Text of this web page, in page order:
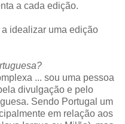
a cada edição.
idealizar uma edição
... sou uma pessoa
divulgação e pelo
Sendo Portugal um
em relação aos